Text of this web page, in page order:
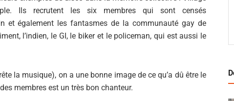
Ils recrutent les six membres qui sont censés
et également les fantasmes de la communauté gay de
l’indien, le GI, le biker et le policeman, qui est aussi le
la musique), on a une bonne image de ce qu’a dû être le
membres est un très bon chanteur.